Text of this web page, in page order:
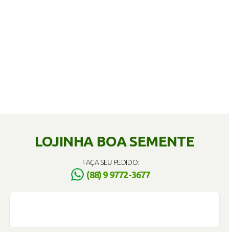
LOJINHA BOA SEMENTE
FAÇA SEU PEDIDO:
(88) 9 9772-3677